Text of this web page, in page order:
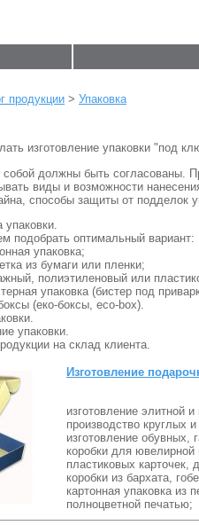
продукции > Упаковка
изготовление упаковки "под
должны быть согласованы.
виды и возможности
способы защиты от подделок
подобрать оптимальный вариант:
упаковка;
из бумаги или пленки;
полиэтиленовый или
упаковка (бистер под
(еко-боксы, eco-box).
упаковки.
на склад клиента.
Изготовление
изготовление элитной
производство круглых
изготовление обувных,
коробки для ювелирной
пластиковых
коробки из бархата,
картонная упаковка из
полноцветной печатью;